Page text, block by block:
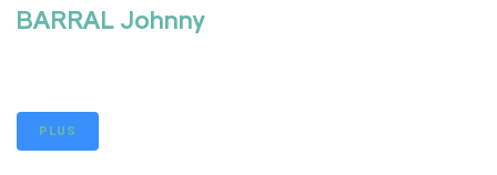
BARRAL Johnny
PLUS